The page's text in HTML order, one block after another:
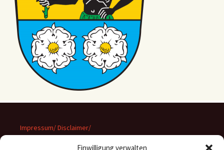
Einwilligung verwalten
Impressum/ Disclaimer/
Datenschutz